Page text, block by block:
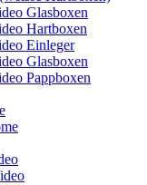
Glasboxen
Hartboxen
Einleger
Glasboxen
Pappboxen